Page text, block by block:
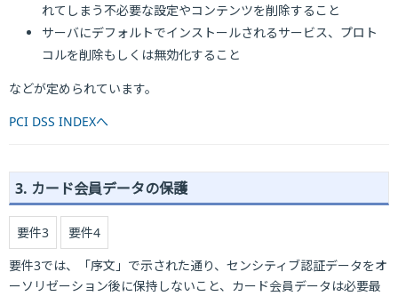
れてしまう不必要な設定やコンテンツを削除すること
サーバにデフォルトでインストールされるサービス、プロト
コルを削除もしくは無効化すること
などが定められています。
PCI DSS INDEXへ
3. カード会員データの保護
要件3
要件4
要件3では、「序文」で示された通り、センシティブ認証データをオ
ーソリゼーション後に保持しないこと、カード会員データは必要最